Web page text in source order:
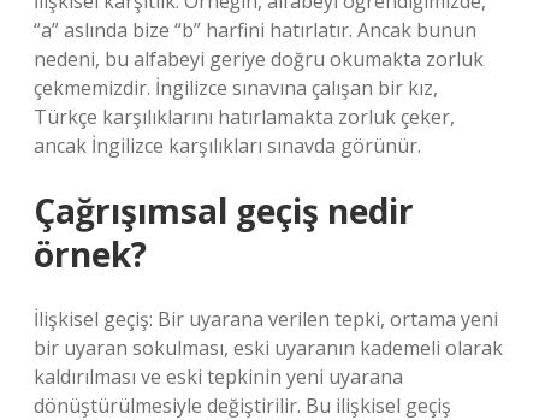
“a” aslında bize “b” harfini hatırlatır. Ancak bunun
nedeni, bu alfabeyi geriye doğru okumakta zorluk
çekmemizdir. İngilizce sınavına çalışan bir kız,
Türkçe karşılıklarını hatırlamakta zorluk çeker,
ancak İngilizce karşılıkları sınavda görünür.
Çağrışımsal geçiş nedir
örnek?
İlişkisel geçiş: Bir uyarana verilen tepki, ortama yeni
bir uyaran sokulması, eski uyaranın kademeli olarak
kaldırılması ve eski tepkinin yeni uyarana
dönüştürülmesiyle değiştirilir. Bu ilişkisel geçiş